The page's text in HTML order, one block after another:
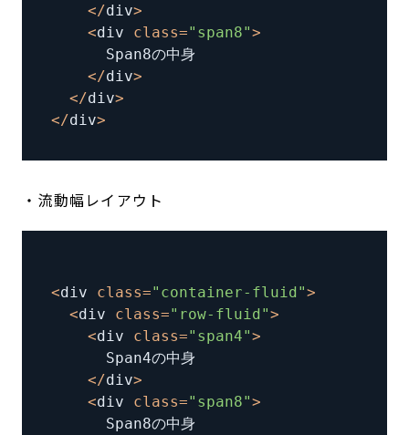
</div>
<div class="span8">
</div>
</div>
</div>
・流動幅レイアウト
<div class="container-fluid">
<div class="row-fluid">
<div class="span4">
</div>
<div class="span8">